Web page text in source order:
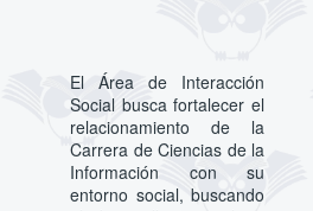
El Área de Interacción
Social busca fortalecer el
relacionamiento de la
Carrera de Ciencias de la
Información con su
entorno social, buscando